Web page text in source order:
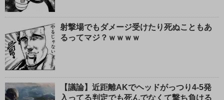
射撃場でもダメージ受けたり死ぬこともあ
るってマジ？ｗｗｗｗ
【議論】近距離AKでヘッドがっつり4-5発
入ってる判定でも死んでなくて撃ち負ける